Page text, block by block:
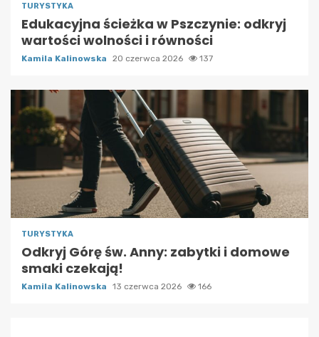
TURYSTYKA
Edukacyjna ścieżka w Pszczynie: odkryj
wartości wolności i równości
Kamila Kalinowska 20 czerwca 2026 137
TURYSTYKA
Odkryj Górę św. Anny: zabytki i domowe
smaki czekają!
Kamila Kalinowska 13 czerwca 2026 166